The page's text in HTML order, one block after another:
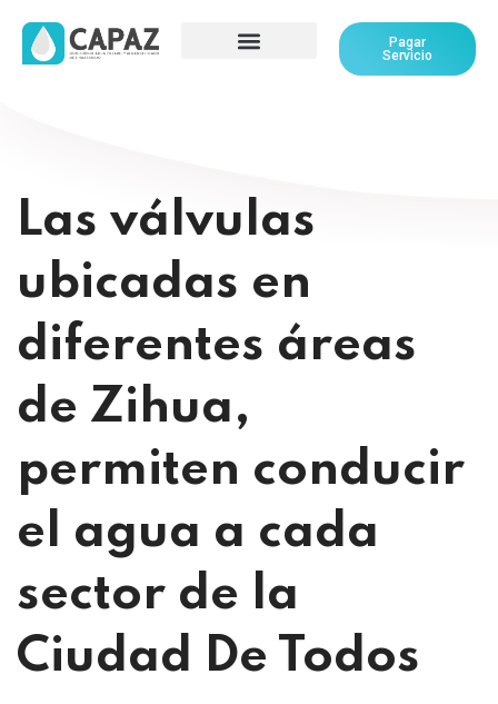
Pagar
Servicio
Las válvulas
ubicadas en
diferentes áreas
de Zihua,
permiten conducir
el agua a cada
sector de la
Ciudad De Todos